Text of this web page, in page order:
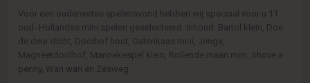
Voor een ouderwetse spelenavond hebben wij speciaal voor u 11
oud- Hollandse mini spelen geselecteerd. Inhoud: Bartol klein, Doe
de deur dicht, Doolhof hout, Gatenkaas mini, Jenga,
Magneetdoolhof, Mannekespel klein, Rollende maan mini, Shove a
penny, Wari wari en Zesweg.